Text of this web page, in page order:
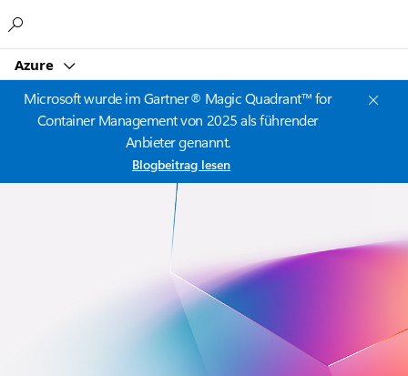
Azure
Microsoft wurde im Gartner® Magic Quadrant™ for
Container Management von 2025 als führender
Anbieter genannt.
Blogbeitrag lesen